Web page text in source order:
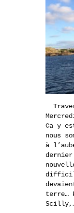
Ca y
nous
à
terre…